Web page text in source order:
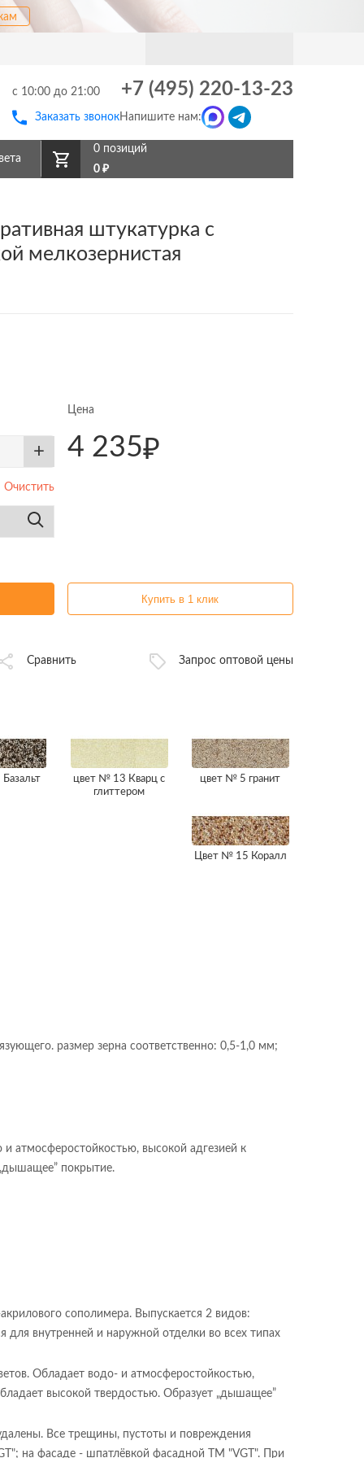
с 10:00 до 21:00 +7 (495) 220-13-23
Заказать звонокНапишите нам:
0 позиций
0 ₽
штукатурка с
мелкозернистая
+
Цена
4 235₽
Очистить
Купить в 1 клик
Сравнить Запрос оптовой цены
цвет № 13 Кварц с
глиттером
цвет № 5 гранит
Цвет № 15 Коралл
размер зерна соответственно: 0,5-1,0 мм;
атмосферостойкостью, высокой адгезией к
покрытие.
сополимера. Выпускается 2 видов:
для внутренней и наружной отделки во всех типах
Обладает водо- и атмосферостойкостью,
высокой твердостью. Образует „дышащее”
Все трещины, пустоты и повреждения
на фасаде - шпатлёвкой фасадной ТМ "VGT". При